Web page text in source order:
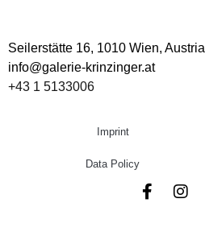
Seilerstätte 16, 1010 Wien, Austria
info@galerie-krinzinger.at
+43 1 5133006
Imprint
Data Policy